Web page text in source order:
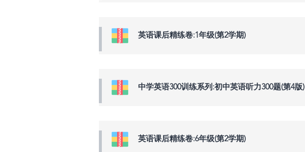
英语课后精练卷:1年级(第2学期)
中学英语300训练系列:初中英语听力300题(第4版)
英语课后精练卷:6年级(第2学期)